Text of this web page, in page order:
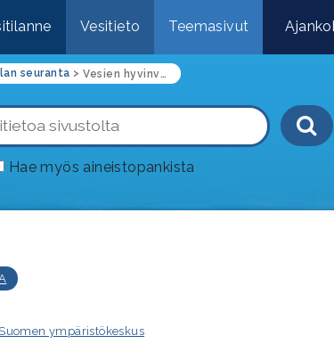
Vesitieto Teemasivut
seuranta > Vesien hyvinvoinnin mittarit
Hae myös aineistopankista
Suomen ympäristökeskus